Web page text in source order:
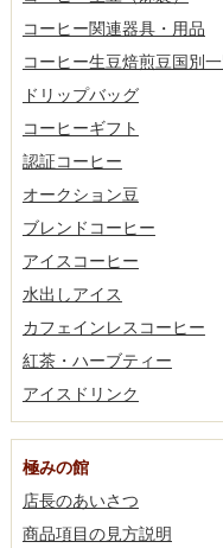
コーヒー関連器具・用品
コーヒー生豆焙煎豆国別
ドリップバッグ
コーヒーギフト
認証コーヒー
オークション豆
ブレンドコーヒー
アイスコーヒー
水出しアイス
カフェインレスコーヒー
紅茶・ハーブティー
アイスドリンク
極みの館
店長のあいさつ
商品項目の見方説明